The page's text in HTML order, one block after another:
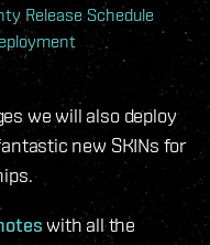
Release Schedule
we will also deploy
new SKINs for
with all the